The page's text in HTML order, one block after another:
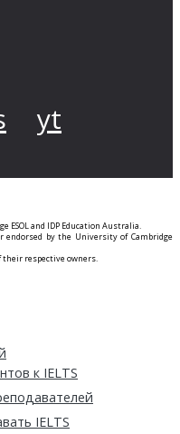
yt
ESOL and IDP Education Australia.
by the University of Cambridge
respective owners.
к IELTS
IELTS